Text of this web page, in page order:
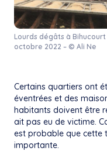
Lourds dégâts à
octobre 2022 – © Ali Ne
Certains quartiers ont
éventrées et des
habitants doivent être
ait pas eu de victime.
est probable que cette
importante.